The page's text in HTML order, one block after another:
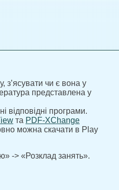
з’ясувати чи є вона у
представлена у
відповідні програми.
та PDF-XChange
можна скачати в Play
-> «Розклад занять».